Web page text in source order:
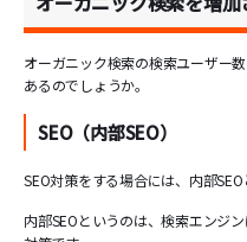
オーガニック検索の検索ユーザー
あるのでしょうか。
SEO（内部SEO）
SEO対策をする場合には、内部
内部SEOというのは、検索エンジ